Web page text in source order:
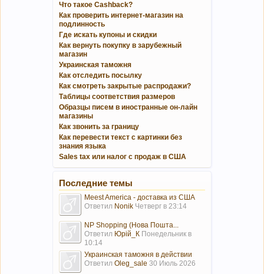
Что такое Cashback?
Как проверить интернет-магазин на
подлинность
Где искать купоны и скидки
Как вернуть покупку в зарубежный
магазин
Украинская таможня
Как отследить посылку
Как смотреть закрытые распродажи?
Таблицы соответствия размеров
Образцы писем в иностранные он-лайн
магазины
Как звонить за границу
Как перевести текст с картинки без
знания языка
Sales tax или налог с продаж в США
Последние темы
Meest America - доставка из США
Ответил Nonik Четверг в 23:14
NP Shopping (Нова Пошта...
Ответил Юрій_К Понедельник в
10:14
Украинская таможня в действии
Ответил Oleg_sale 30 Июль 2026